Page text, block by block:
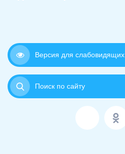
Версия для слабовидящих
Поиск по сайту